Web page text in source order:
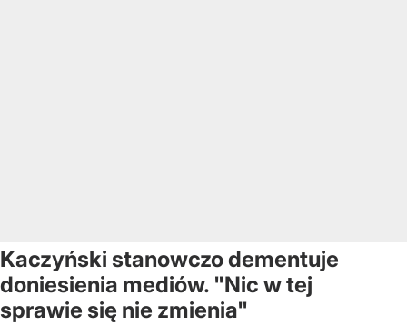
Kaczyński stanowczo dementuje
doniesienia mediów. "Nic w tej
sprawie się nie zmienia"